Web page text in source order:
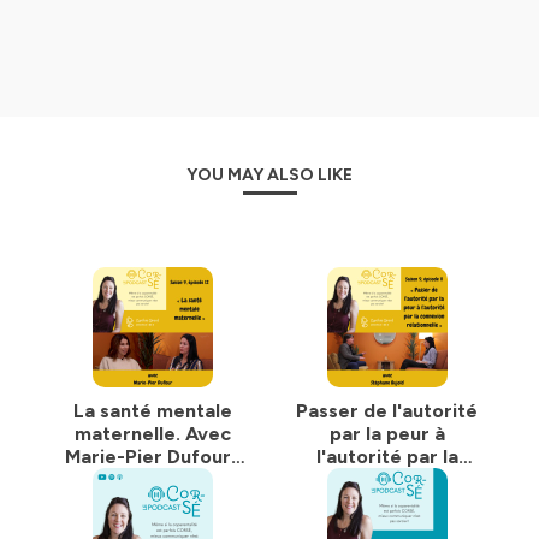
parents qui vivent le sujet dont on va parler.
courriel : sujet -podcast
Ensemble, nous pouvons mieux communiquer en
coparentalité. Embarquez avec moi !
Vous voulez discuter d’une offre de service ? Écrivez-moi
consultation@girardcynthia.com
ou fixez un moment
maintenant :
calendly.com/cynthiagirardpsymed/rencontrepreservice
YOU MAY ALSO LIKE
La santé mentale
maternelle. Avec
Marie-Pier Dufour |
S9-É12
Passer de l'autorité
par la peur à
l'autorité par la
connexion
relationnelle. Avec
Stéphane Bujold |